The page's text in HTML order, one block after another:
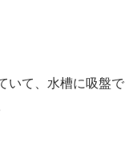
いて、水槽に吸盤で